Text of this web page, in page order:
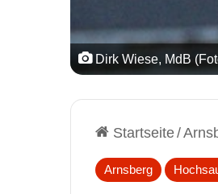
Dirk Wiese, MdB
Startseite/
Arnsberg